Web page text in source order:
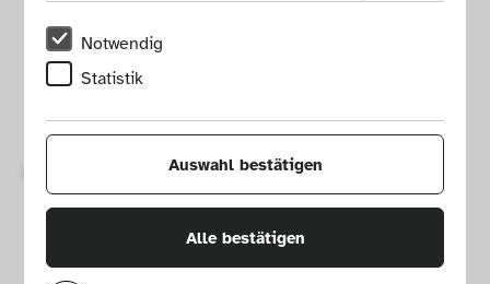
Notwendig
Statistik
Auswahl bestätigen
Alle bestätigen
Impressum Presse
Hausordnung
Newsletter
Copyright © 2026 Die Neue Sammlung – The Design Museum.
Alle Rechte vorbehalten.